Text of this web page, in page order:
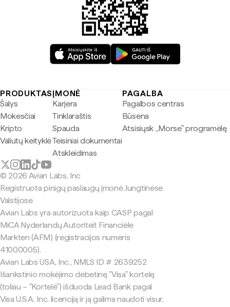
PRODUKTAS
Šalys
Mokesčiai
Kripto
Valiutų keityklė
ĮMONĖ
Karjera
Tinklaraštis
Spauda
Teisiniai dokumentai
Atskleidimas
PAGALBA
Pagalbos centras
Būsena
Atsisiųsk „Morse" programėlę
© 2026 Avian Labs, Inc
Registruota pinigų paslaugų įmonė Jungtinėse
Valstijose
Avian Labs yra autorizuota kaip CASP pagal
MiCA Nyderlandų Autoriteit Financiële
Markten (AFM) (registracijos numeris
41000005).
Avian Labs USA, Inc., NMLS ID # 2639252
Išankstinio mokėjimo debetinę "Visa" kortelę
(toliau – "Kortelė") išduoda Lead Bank pagal
Visa U.S.A. Inc. licenciją ir ją galima naudoti visur,